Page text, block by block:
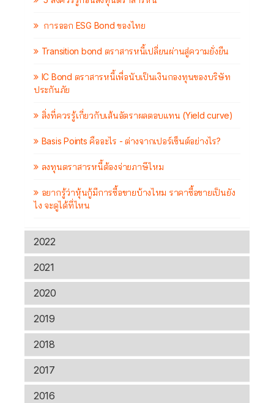
การออก ESG Bond ของไทย
Transition bond ตราสารหนี้เปลี่ยนผ่านสู่ความยั่งยืน
IC Bond ตราสารหนี้เพื่อนับเป็นเงินกองทุนของบริษัท
ประกันภัย
สิ่งที่ควรรู้เกี่ยวกับเส้นอัตราผลตอบแทน (Yield curve)
Basis Points คืออะไร - ต่างจากเปอร์เซ็นต์อย่างไร?
ลงทุนตราสารหนี้ต้องจ่ายภาษีไหม
อยากรู้ว่าหุ้นกู้มีการซื้อขายบ้างไหม ราคาซื้อขายเป็นยัง
ไง จะดูได้ที่ไหน
2022
2021
2020
2019
2018
2017
2016